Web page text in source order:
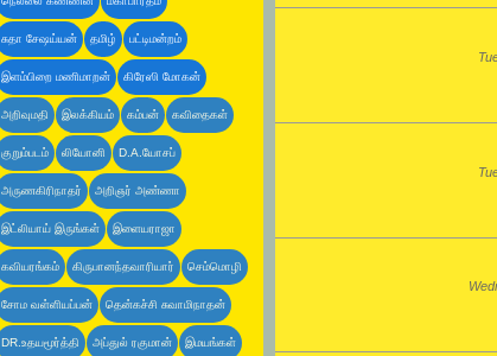
சுதா சேஷய்யன் தமிழ் பட்டிமன்றம்
இளம்பிறை மணிமாறன் கிரேஸி மோகன்
அறிவுமதி இலக்கியம் கம்பன் கவிதைகள்
குறும்படம் லியோனி D.A.யோசப்
அருணகிரிநாதர் அறிஞர் அண்ணா
இட்லியாய் இருங்கள் இளையராஜா
கவியரங்கம் கிருபானந்தவாரியார் செம்மொழி
சோம வள்ளியப்பன் தென்கச்சி சுவாமிநாதன்
DR.உதயமூர்த்தி அப்துல் ரகுமான் இமயங்கள்